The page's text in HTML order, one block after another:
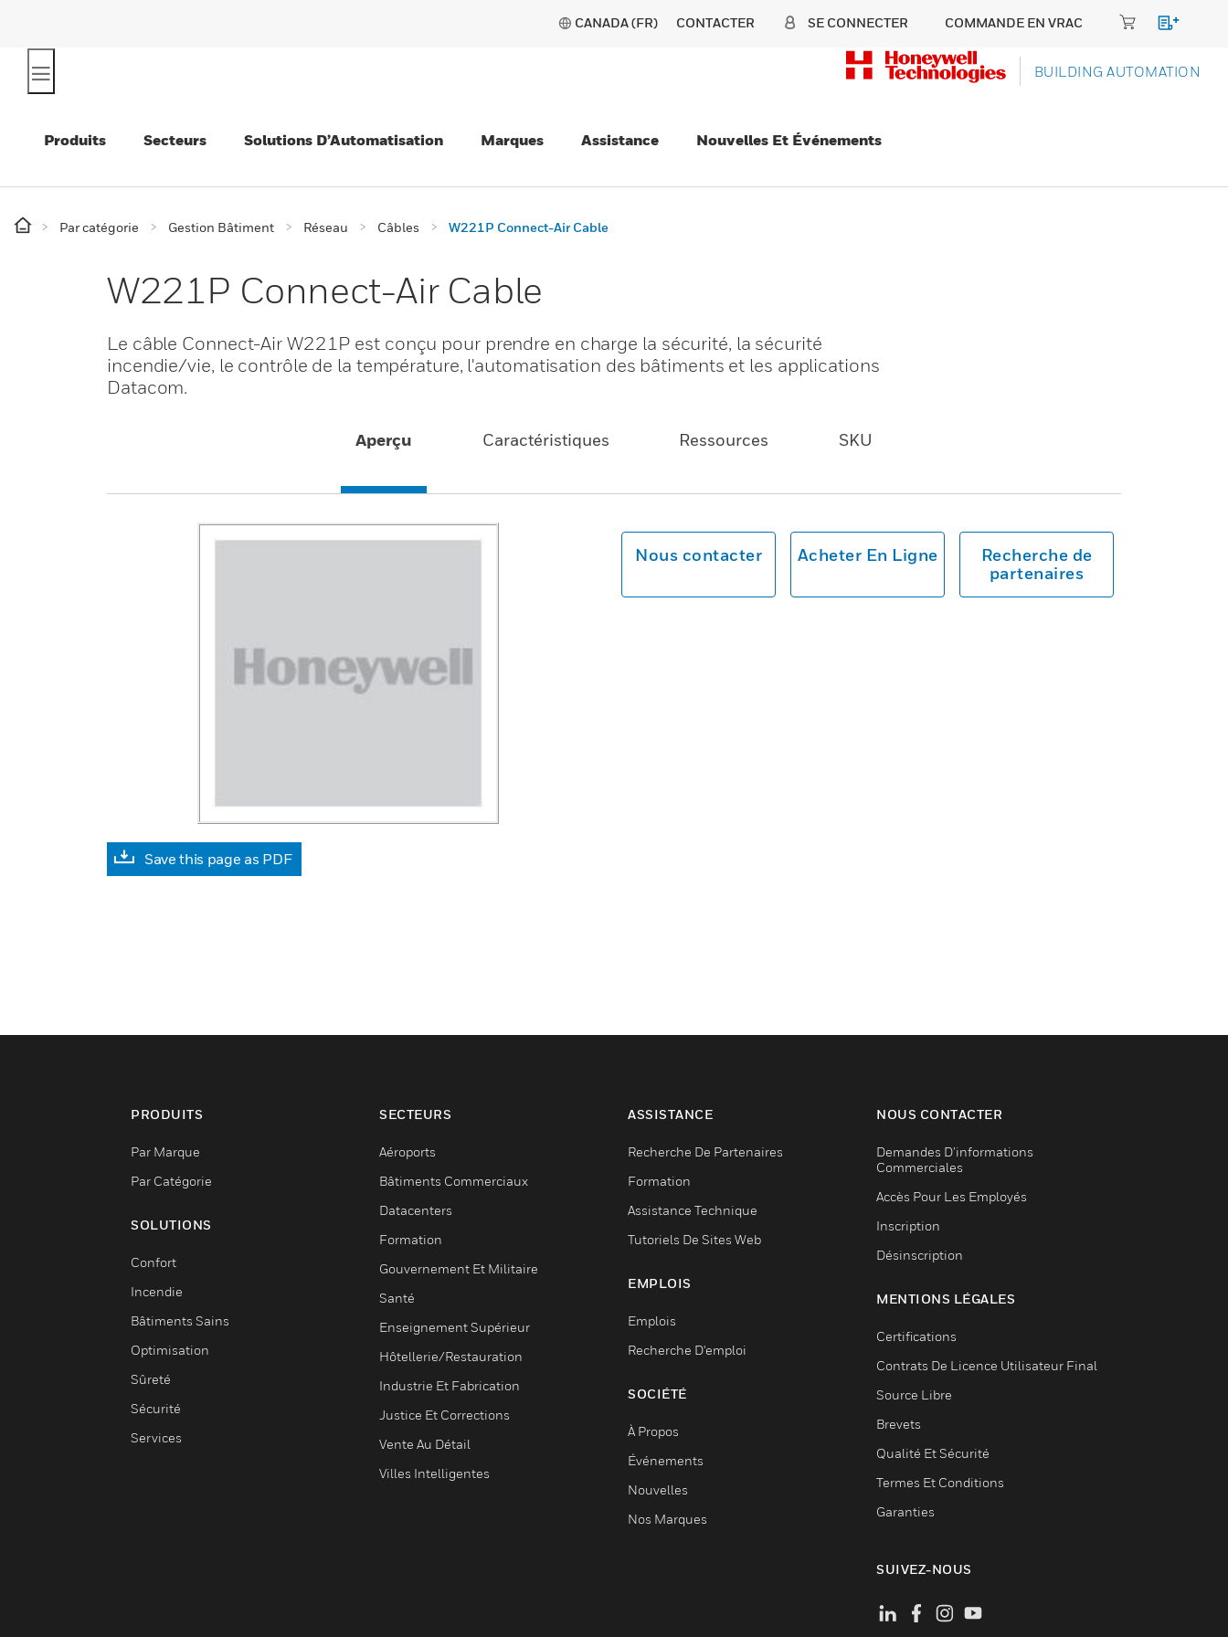
CANADA (FR) CONTACTER SE CONNECTER COMMANDE EN VRAC
BUILDING AUTOMATION
Produits Secteurs Solutions D’Automatisation Marques Assistance Nouvelles Et Événements
Par catégorie Gestion Bâtiment Réseau Câbles W221P Connect-Air Cable
W221P Connect-Air Cable
Le câble Connect-Air W221P est conçu pour prendre en charge la sécurité, la sécurité
incendie/vie, le contrôle de la température, l'automatisation des bâtiments et les applications
Datacom.
Aperçu Caractéristiques Ressources SKU
Save this page as PDF
Nous contacter Acheter En Ligne
Recherche de
partenaires
PRODUITS
Par Marque
Par Catégorie
SOLUTIONS
Confort
Incendie
Bâtiments Sains
Optimisation
Sûreté
Sécurité
Services
SECTEURS
Aéroports
Bâtiments Commerciaux
Datacenters
Formation
Gouvernement Et Militaire
Santé
Enseignement Supérieur
Hôtellerie/Restauration
Industrie Et Fabrication
Justice Et Corrections
Vente Au Détail
Villes Intelligentes
ASSISTANCE
Recherche De Partenaires
Formation
Assistance Technique
Tutoriels De Sites Web
EMPLOIS
Emplois
Recherche D'emploi
SOCIÉTÉ
À Propos
Événements
Nouvelles
Nos Marques
NOUS CONTACTER
Demandes D’informations
Commerciales
Accès Pour Les Employés
Inscription
Désinscription
MENTIONS LÉGALES
Certifications
Contrats De Licence Utilisateur Final
Source Libre
Brevets
Qualité Et Sécurité
Termes Et Conditions
Garanties
SUIVEZ-NOUS